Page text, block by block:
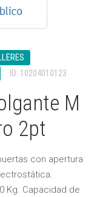
ID: 10204010123
M
2pt
con apertura
Kg. Capacidad de